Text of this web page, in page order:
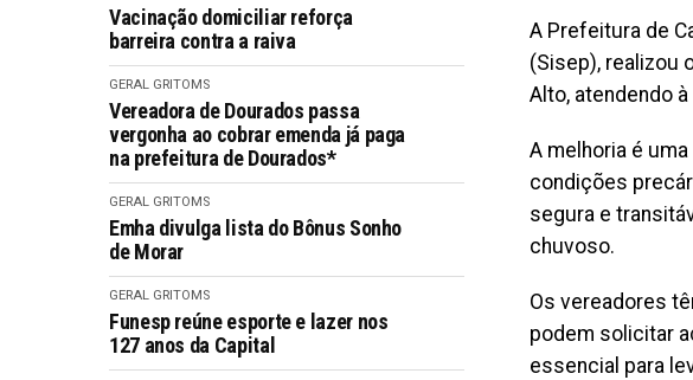
Vacinação domiciliar reforça
barreira contra a raiva
GERAL GRITOMS
Vereadora de Dourados passa
vergonha ao cobrar emenda já paga
na prefeitura de Dourados*
GERAL GRITOMS
Emha divulga lista do Bônus Sonho
de Morar
GERAL GRITOMS
Funesp reúne esporte e lazer nos
127 anos da Capital
A Prefeitura de
(Sisep), realizou
Alto, atendendo
A melhoria é
condições
segura e
chuvoso.
Os vereadores
podem solicitar
essencial para